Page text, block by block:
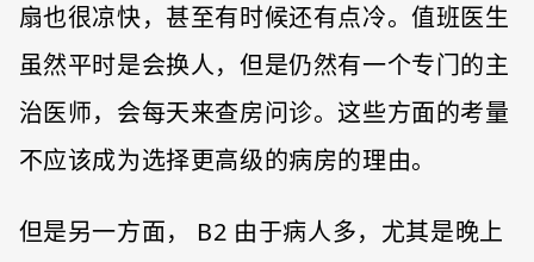
扇也很凉快，甚至有时候还有点冷。值班医生
虽然平时是会换人，但是仍然有一个专门的主
治医师，会每天来查房问诊。这些方面的考量
不应该成为选择更高级的病房的理由。
但是另一方面， B2 由于病人多，尤其是晚上